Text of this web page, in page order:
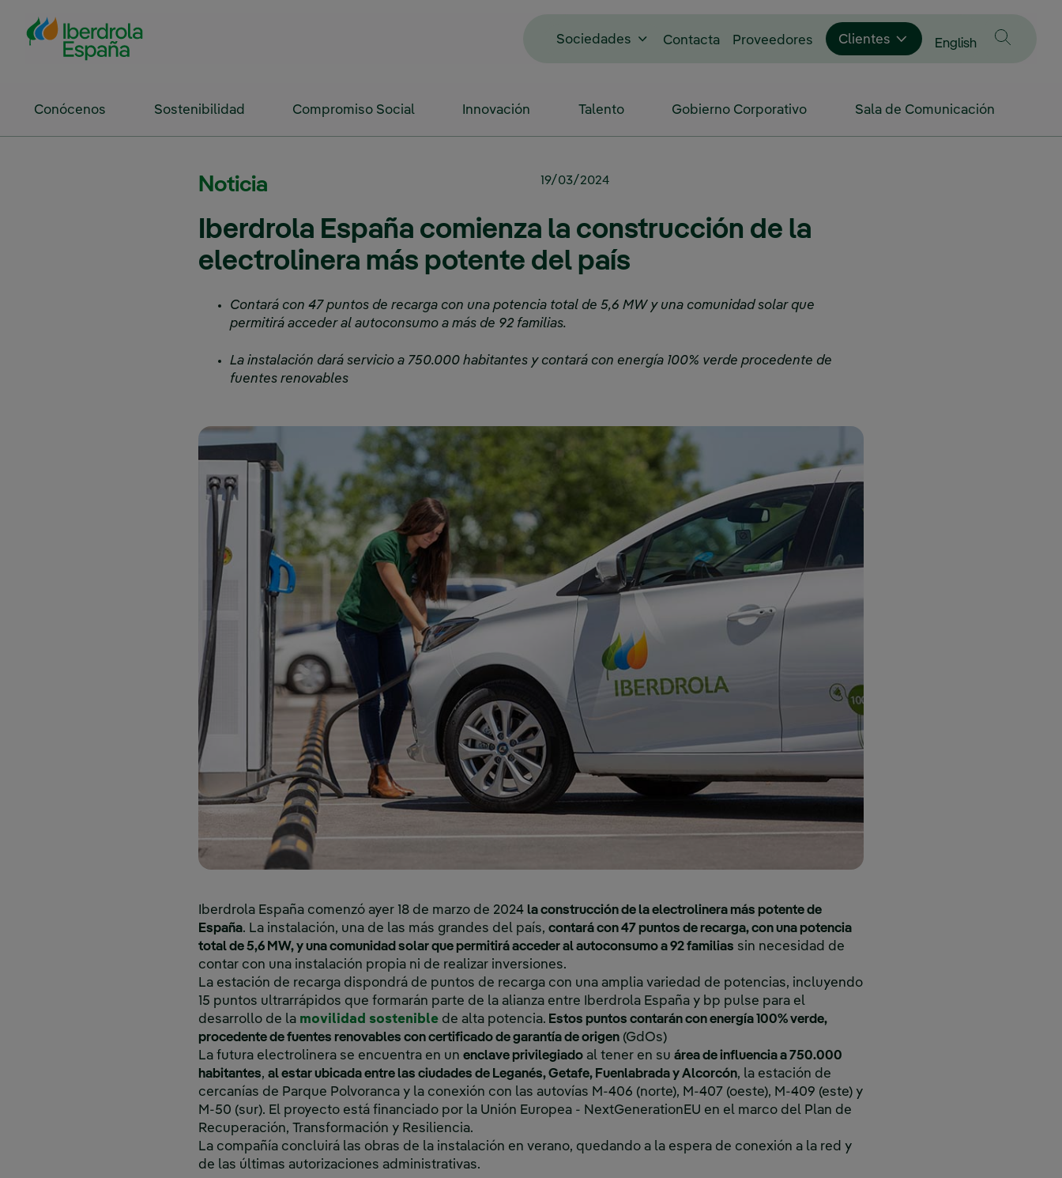
Saltar al contenido principal
Sociedades Contacta ProveedoresEnlace externo, se abre en ventana
Clientes Cambiar idioma a
English
Conócenos Sostenibilidad Compromiso Social Innovación Talento Gobierno Corporativo Sala de Comunicación
Noticia 19/03/2024
Iberdrola España comienza la construcción de la
electrolinera más potente del país
Contará con 47 puntos de recarga con una potencia total de 5,6 MW y una comunidad solar que
permitirá acceder al autoconsumo a más de 92 familias.
La instalación dará servicio a 750.000 habitantes y contará con energía 100% verde procedente de
fuentes renovables
Iberdrola España comenzó ayer 18 de marzo de 2024 la construcción de la electrolinera más potente de
España. La instalación, una de las más grandes del país, contará con 47 puntos de recarga, con una potencia
total de 5,6 MW, y una comunidad solar que permitirá acceder al autoconsumo a 92 familias sin necesidad de
contar con una instalación propia ni de realizar inversiones.
La estación de recarga dispondrá de puntos de recarga con una amplia variedad de potencias, incluyendo
15 puntos ultrarrápidos que formarán parte de la alianza entre Iberdrola España y bp pulse para el
desarrollo de la movilidad sostenible de alta potencia. Estos puntos contarán con energía 100% verde,
procedente de fuentes renovables con certificado de garantía de origen (GdOs)
La futura electrolinera se encuentra en un enclave privilegiado al tener en su área de influencia a 750.000
habitantes, al estar ubicada entre las ciudades de Leganés, Getafe, Fuenlabrada y Alcorcón, la estación de
cercanías de Parque Polvoranca y la conexión con las autovías M-406 (norte), M-407 (oeste), M-409 (este) y
M-50 (sur). El proyecto está financiado por la Unión Europea - NextGenerationEU en el marco del Plan de
Recuperación, Transformación y Resiliencia.
La compañía concluirá las obras de la instalación en verano, quedando a la espera de conexión a la red y
de las últimas autorizaciones administrativas.